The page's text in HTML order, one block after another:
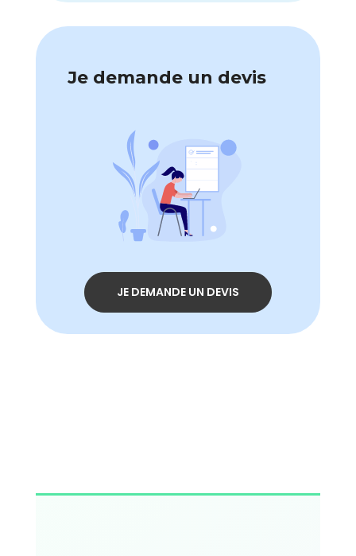
Je demande un devis
JE DEMANDE UN DEVIS